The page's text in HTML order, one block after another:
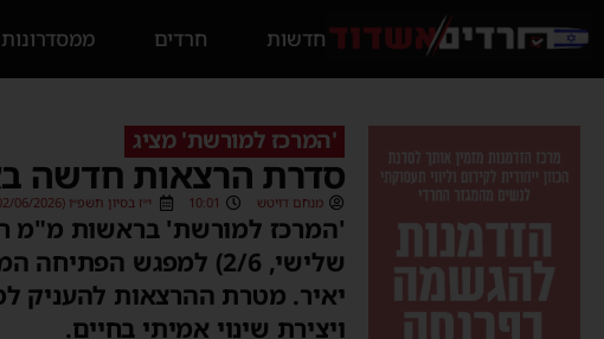
חדשות חרדים
'המרכז למורשת' מציג
סדרת הרצאות חדשה
מנחם דויטש 10:01 י״ז בסיון תשפ״ו (02/06/2026)
'המרכז למורשת' בראשות מ"מ
שלישי, 2/6) למפגש
יאיר. מטרת ההרצאות להעניק
ויצירת שינוי אמיתי בחיים.